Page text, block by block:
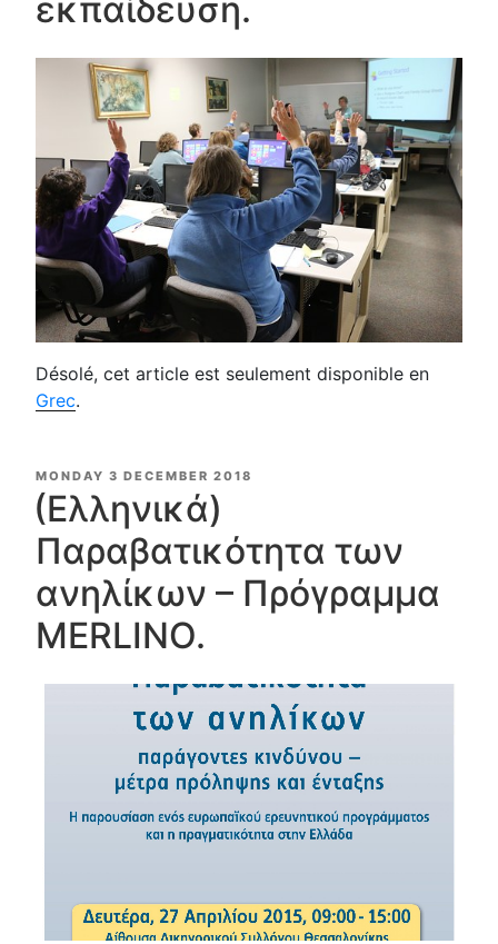
εκπαίδευση.
Désolé, cet article est seulement disponible en
Grec.
POSTED
ON
MONDAY 3 DECEMBER 2018
(Ελληνικά)
Παραβατικότητα των
ανηλίκων – Πρόγραμμα
MERLINO.